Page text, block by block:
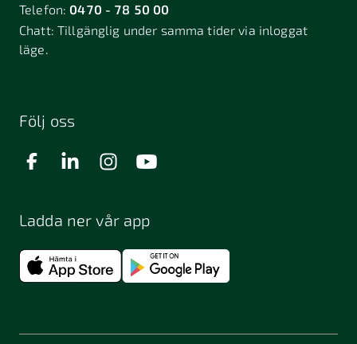
Telefon:0470 - 78 50 00
Chatt:Tillgänglig under samma tider via inloggat
läge.
Följ oss
Ladda ner vår app